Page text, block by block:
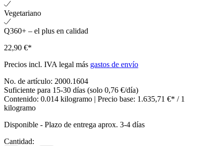
Vegetariano
Q360+ – el plus en calidad
22,90 €*
Precios incl. IVA legal más gastos de envío
No. de artículo: 2000.1604
Suficiente para 15-30 días (solo 0,76 €/día)
Contenido: 0.014 kilogramo | Precio base: 1.635,71 €* / 1
kilogramo
Disponible - Plazo de entrega aprox. 3-4 días
Cantidad: